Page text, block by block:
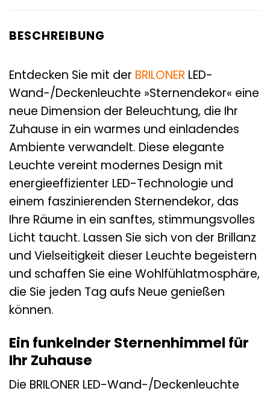
BESCHREIBUNG
Entdecken Sie mit der BRILONER LED-
Wand-/Deckenleuchte »Sternendekor« eine
neue Dimension der Beleuchtung, die Ihr
Zuhause in ein warmes und einladendes
Ambiente verwandelt. Diese elegante
Leuchte vereint modernes Design mit
energieeffizienter LED-Technologie und
einem faszinierenden Sternendekor, das
Ihre Räume in ein sanftes, stimmungsvolles
Licht taucht. Lassen Sie sich von der Brillanz
und Vielseitigkeit dieser Leuchte begeistern
und schaffen Sie eine Wohlfühlatmosphäre,
die Sie jeden Tag aufs Neue genießen
können.
Ein funkelnder Sternenhimmel für
Ihr Zuhause
Die BRILONER LED-Wand-/Deckenleuchte